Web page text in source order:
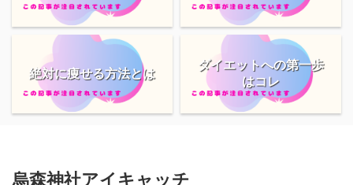
絶対に痩せる方法とは
ダイエットへの第一歩
はコレ
烏森神社アイキャッチ